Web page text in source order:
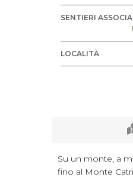
SENTIERI
LOCALITÀ
Su un monte, a
fino al Monte